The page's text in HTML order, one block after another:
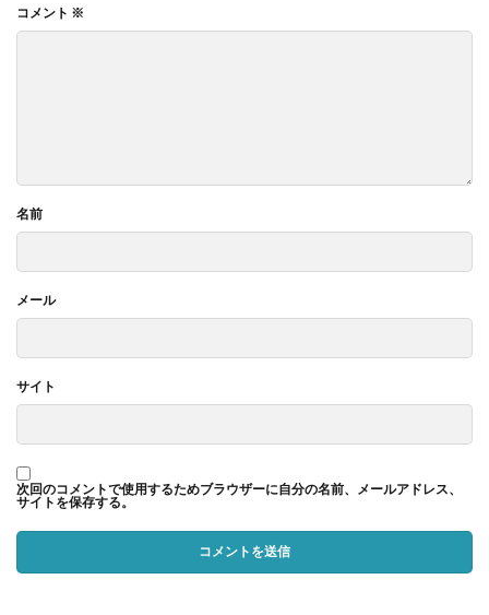
コメント ※
名前
メール
サイト
次回のコメントで使用するためブラウザーに自分の名前、メールアドレス、
サイトを保存する。